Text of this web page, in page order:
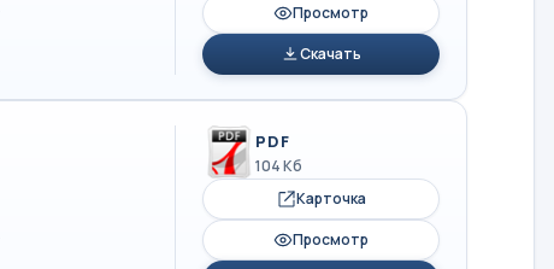
Просмотр
Скачать
PDF
104 Кб
Карточка
Просмотр